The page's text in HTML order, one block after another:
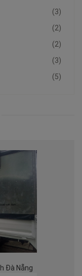
(3)
(2)
(2)
(3)
(5)
Đà Nẵng